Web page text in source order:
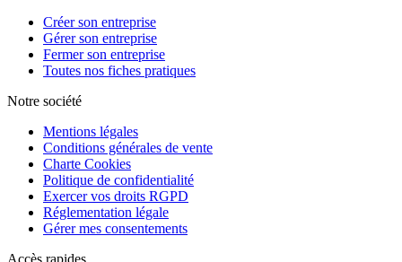
Créer son entreprise
Gérer son entreprise
Fermer son entreprise
Toutes nos fiches pratiques
Notre société
Mentions légales
Conditions générales de vente
Charte Cookies
Politique de confidentialité
Exercer vos droits RGPD
Réglementation légale
Gérer mes consentements
Accès rapides